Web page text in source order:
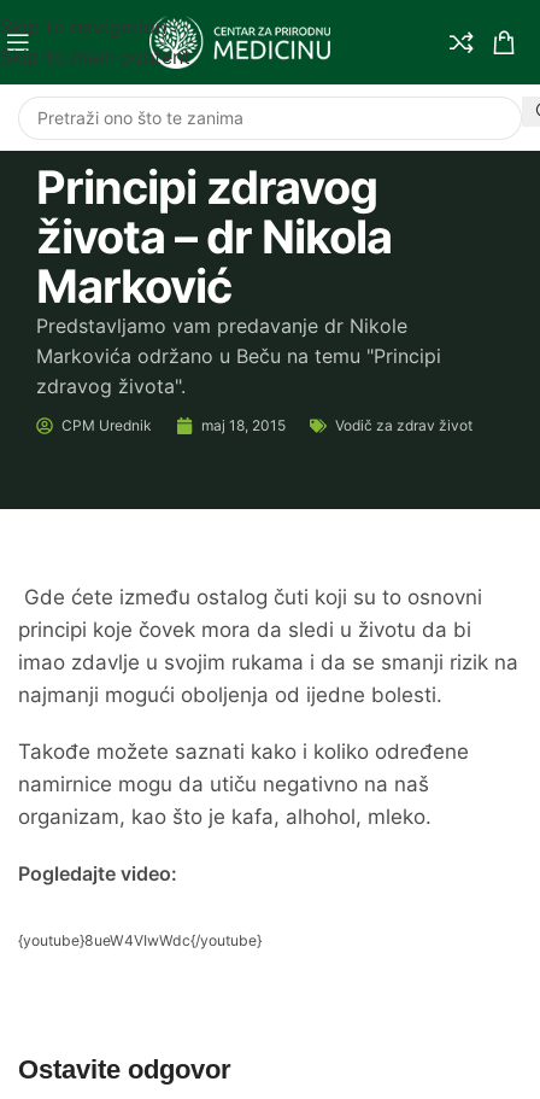
Skip to navigation
Skip to main content
Principi zdravog
života – dr Nikola
Marković
Predstavljamo vam predavanje dr Nikole
Markovića održano u Beču na temu "Principi
zdravog života".
CPM Urednik maj 18, 2015 Vodič za zdrav život
Gde ćete između ostalog čuti koji su to osnovni
principi koje čovek mora da sledi u životu da bi
imao zdavlje u svojim rukama i da se smanji rizik na
najmanji mogući oboljenja od ijedne bolesti.
Takođe možete saznati kako i koliko određene
namirnice mogu da utiču negativno na naš
organizam, kao što je kafa, alhohol, mleko.
Pogledajte video:
{youtube}8ueW4VIwWdc{/youtube}
Ostavite odgovor